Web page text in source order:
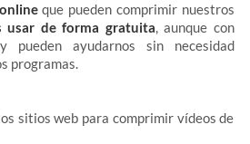
que pueden comprimir nuestros
usar de forma gratuita, aunque con
pueden ayudarnos sin necesidad
programas.
sitios web para comprimir vídeos de